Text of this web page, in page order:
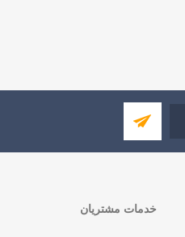
خدمات مشتریان